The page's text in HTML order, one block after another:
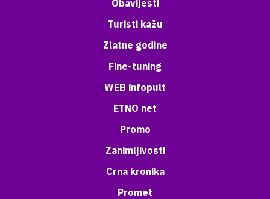
Obavijesti
Turisti kažu
Zlatne godine
Fine-tuning
WEB infopult
ETNO net
Promo
Zanimljivosti
Crna kronika
Promet